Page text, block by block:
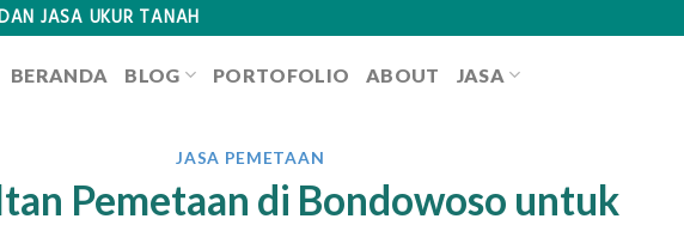
JASA UKUR TANAH
BERANDA BLOG PORTOFOLIO ABOUT JASA
JASA PEMETAAN
Pemetaan di Bondowoso untuk